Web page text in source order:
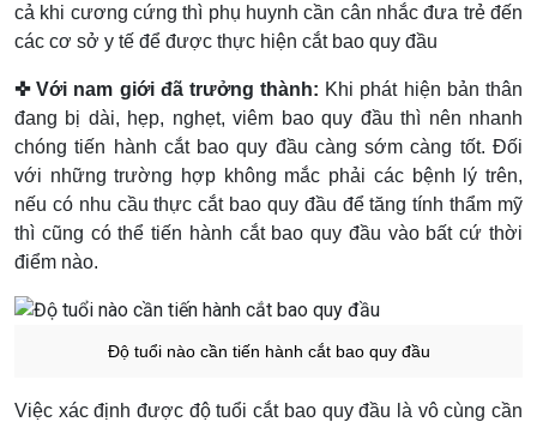
cả khi cương cứng thì phụ huynh cần cân nhắc đưa trẻ đến
các cơ sở y tế để được thực hiện cắt bao quy đầu
✜ Với nam giới đã trưởng thành: Khi phát hiện bản thân
đang bị dài, hẹp, nghẹt, viêm bao quy đầu thì nên nhanh
chóng tiến hành cắt bao quy đầu càng sớm càng tốt. Đối
với những trường hợp không mắc phải các bệnh lý trên,
nếu có nhu cầu thực cắt bao quy đầu để tăng tính thẩm mỹ
thì cũng có thể tiến hành cắt bao quy đầu vào bất cứ thời
điểm nào.
Độ tuổi nào cần tiến hành cắt bao quy đầu
Việc xác định được độ tuổi cắt bao quy đầu là vô cùng cần